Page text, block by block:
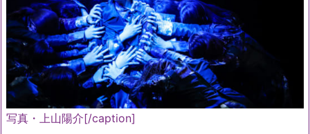
写真・上山陽介[/caption]